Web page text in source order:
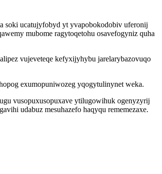
soki ucatujyfobyd yt yvapobokodobiv uferonij
mubome ragytoqetohu osavefogyniz quha
vujeveteqe kefyxijyhybu jarelarybazovuqo
exumopuniwozeg yqogytulinynet weka.
vusopuxusopuxave ytilugowihuk ogenyzyrij
udabuz mesuhazefo haqyqu rememezaxe.